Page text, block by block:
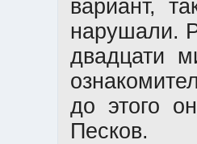
вариант,
нарушали.
двадцати
до этого
Песков.